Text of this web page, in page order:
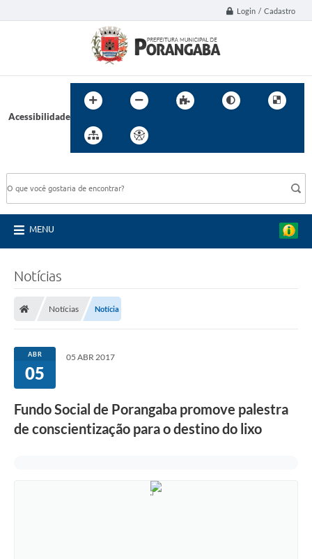
Login / Cadastro
Acessibilidade
MENU
Notícias
Notícias Notícia
ABR
05
05 ABR 2017
Fundo Social de Porangaba promove palestra
de conscientização para o destino do lixo